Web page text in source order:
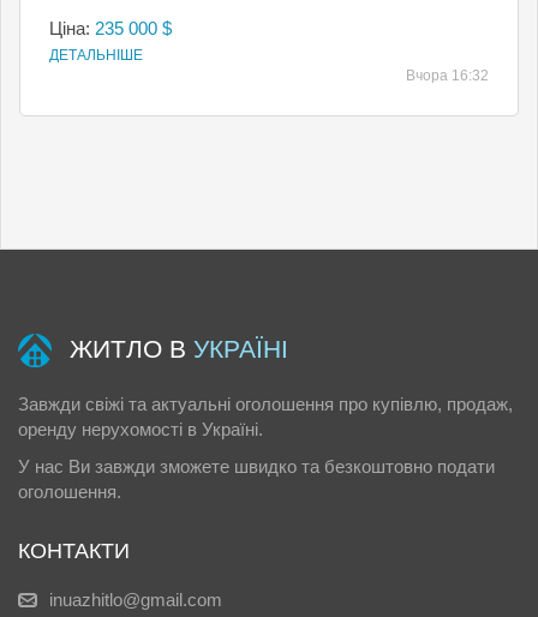
Ціна: 235 000 $
ДЕТАЛЬНІШЕ
Вчора 16:32
ЖИТЛО В УКРАЇНІ
Завжди свіжі та актуальні оголошення про купівлю, продаж,
оренду нерухомості в Україні.
У нас Ви завжди зможете швидко та безкоштовно подати
оголошення.
КОНТАКТИ
inuazhitlo@gmail.com